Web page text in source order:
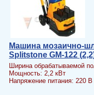
Машина мозаично-
Splitstone GM-122
Ширина обрабатываемой
Мощность: 2,2 кВт
Напряжение питания: 220 В